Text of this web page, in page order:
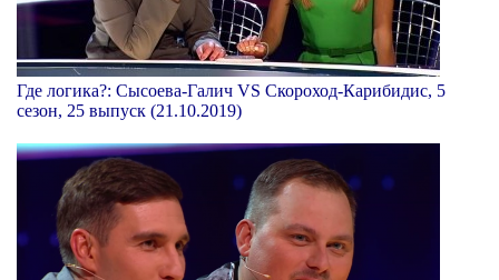
Где логика?: Сысоева-Галич VS Скороход-Карибидис, 5
сезон, 25 выпуск (21.10.2019)